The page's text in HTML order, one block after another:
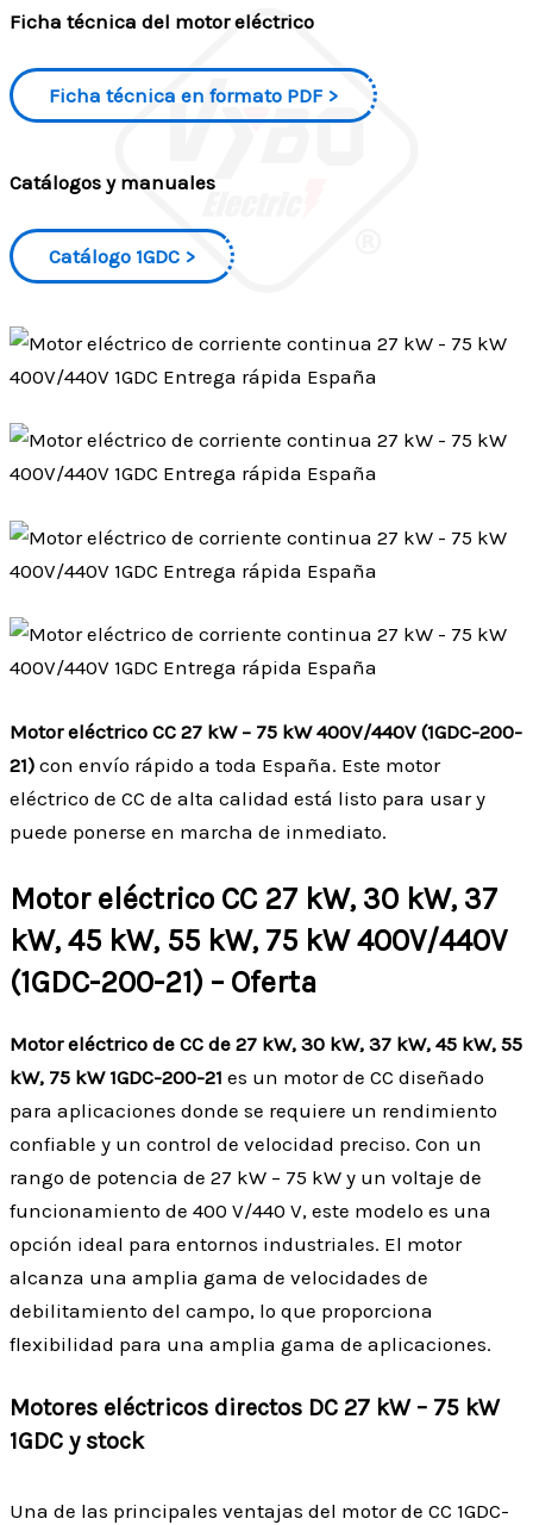
Ficha técnica del motor eléctrico
Ficha técnica en formato PDF
Catálogos y manuales
Catálogo 1GDC
Motor eléctrico CC 27 kW – 75 kW 400V/440V (1GDC-200-
21) con envío rápido a toda España. Este motor
eléctrico de CC de alta calidad está listo para usar y
puede ponerse en marcha de inmediato.
Motor eléctrico CC 27 kW, 30 kW, 37
kW, 45 kW, 55 kW, 75 kW 400V/440V
(1GDC-200-21) – Oferta
Motor eléctrico de CC de 27 kW, 30 kW, 37 kW, 45 kW, 55
kW, 75 kW 1GDC-200-21 es un motor de CC diseñado
para aplicaciones donde se requiere un rendimiento
confiable y un control de velocidad preciso. Con un
rango de potencia de 27 kW – 75 kW y un voltaje de
funcionamiento de 400 V/440 V, este modelo es una
opción ideal para entornos industriales. El motor
alcanza una amplia gama de velocidades de
debilitamiento del campo, lo que proporciona
flexibilidad para una amplia gama de aplicaciones.
Motores eléctricos directos DC 27 kW – 75 kW
1GDC y stock
Una de las principales ventajas del motor de CC 1GDC-